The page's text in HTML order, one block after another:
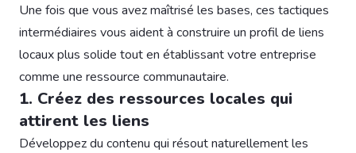
Une fois que vous avez maîtrisé les bases, ces tactiques
intermédiaires vous aident à construire un profil de liens
locaux plus solide tout en établissant votre entreprise
comme une ressource communautaire.
1. Créez des ressources locales qui
attirent les liens
Développez du contenu qui résout naturellement les